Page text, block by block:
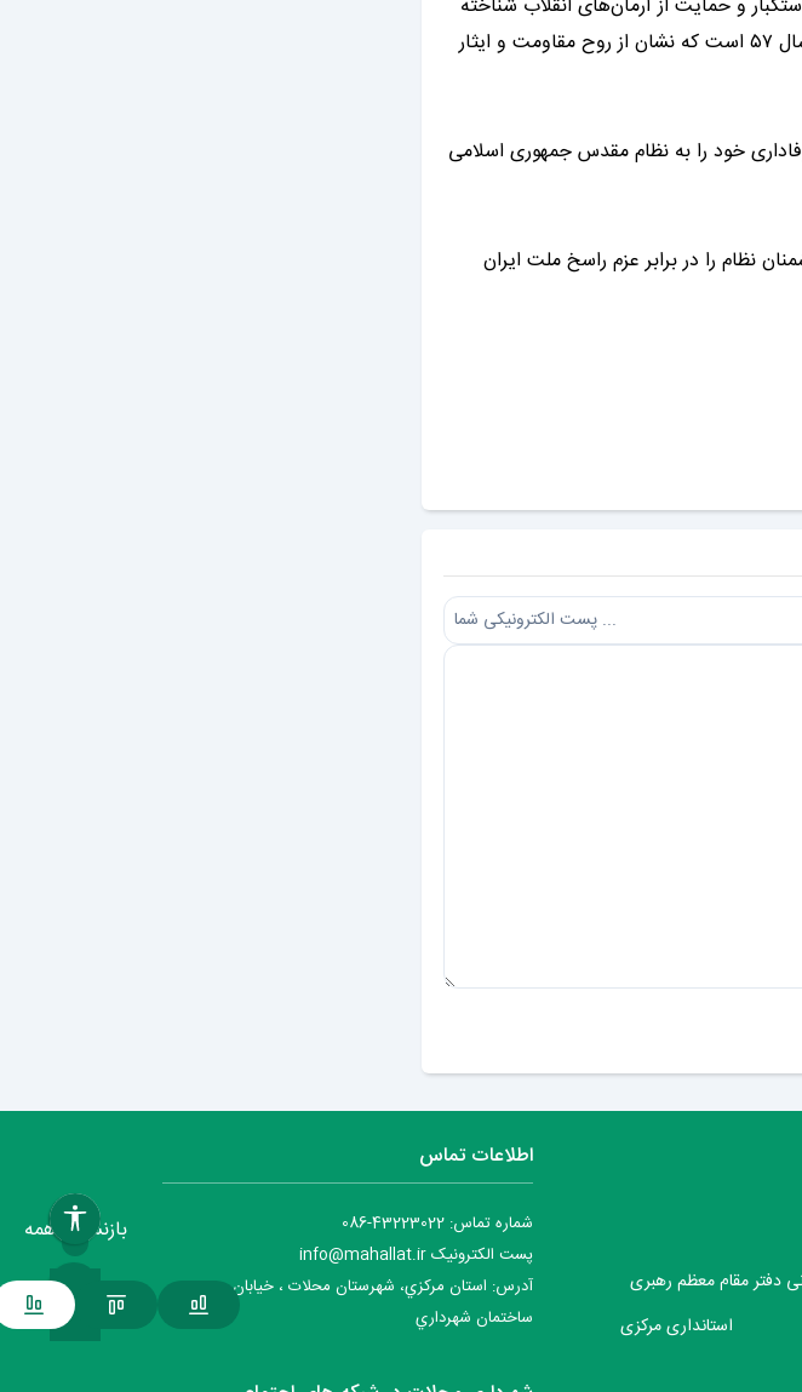
می‌شود. این روز گرامی یادآور حادثه‌های بزرگی همچون تسخیر لانه جاسوسی و کشتار دانش‌آموزان در سال ۵۷ است که نشان از روح مقاومت و ایثار
تا با حضور باشکوه خود در راهپیمایی ۱۳ آبان، بار دیگر وفاداری خود را به نظام مقدس جمهوری اسلامی
نظام را در برابر عزم راسخ ملت ایران
دفتر مقام معظم رهبری
استانداری مرکزی
اطلاعات تماس
شماره تماس: 43223022-086
پست الکترونیک info@mahallat.ir
آدرس: استان مرکزي، شهرستان محلات ‌‌‌، خيابان جمهوري ،
ساختمان شهرداري
بازنشانی همه